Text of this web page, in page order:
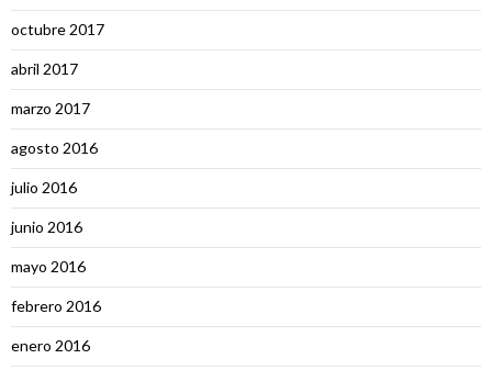
octubre 2017
abril 2017
marzo 2017
agosto 2016
julio 2016
junio 2016
mayo 2016
febrero 2016
enero 2016